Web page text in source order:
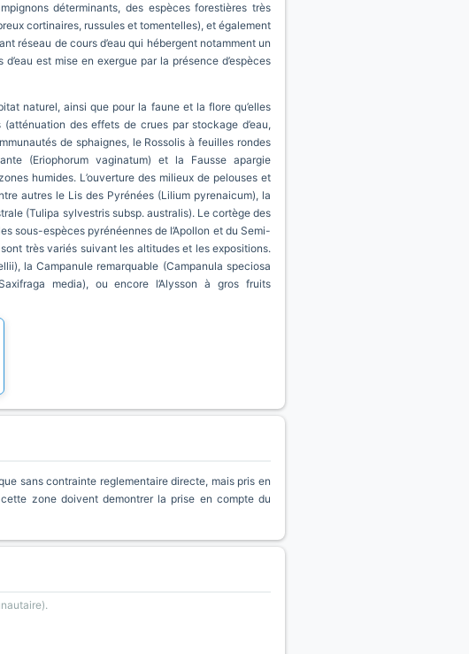
déterminants, des espèces forestières très
cortinaires, russules et tomentelles), et également
réseau de cours d’eau qui hébergent notamment un
est mise en exergue par la présence d’espèces
naturel, ainsi que pour la faune et la flore qu’elles
des effets de crues par stockage d’eau,
de sphaignes, le Rossolis à feuilles rondes
(Eriophorum vaginatum) et la Fausse apargie
humides. L’ouverture des milieux de pelouses et
autres le Lis des Pyrénées (Lilium pyrenaicum), la
(Tulipa sylvestris subsp. australis). Le cortège des
sous-espèces pyrénéennes de l’Apollon et du Semi-
très variés suivant les altitudes et les expositions.
la Campanule remarquable (Campanula speciosa
media), ou encore l’Alysson à gros fruits
sans contrainte reglementaire directe, mais pris en
zone doivent demontrer la prise en compte du